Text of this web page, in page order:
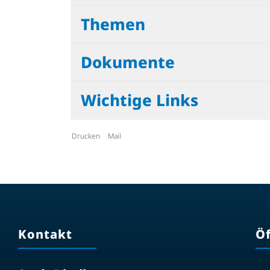
Themen
Dokumente
Wichtige Links
Drucken Mail
Kontakt